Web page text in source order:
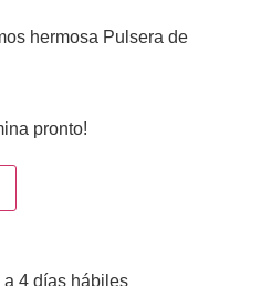
hermosa Pulsera de
pronto!
a 4 días hábiles